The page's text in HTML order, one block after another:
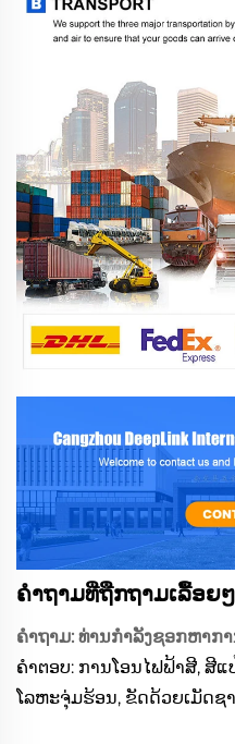
ຄຳຖາມທີ່ຖືກຖາມເລື້ອຍໆ
ຄຳຖາມ: ທ່ານກຳລັງຊອກຫາ
ຄຳຕອບ: ການໂອນໄຟຟ້າສີ, ສີແ
ໂລຫະຈຸ່ມຮ້ອນ, ຂັດດ້ວຍເມັດຊ